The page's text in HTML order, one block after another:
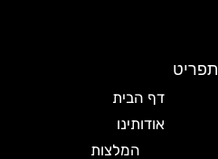
תפריט
דף הבית
אודותינו
המלצות